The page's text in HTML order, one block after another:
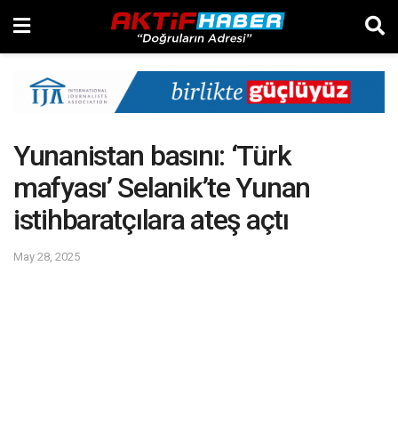
Yunanistan basını: ‘Türk
mafyası’ Selanik’te Yunan
istihbaratçılara ateş açtı
May 28, 2025